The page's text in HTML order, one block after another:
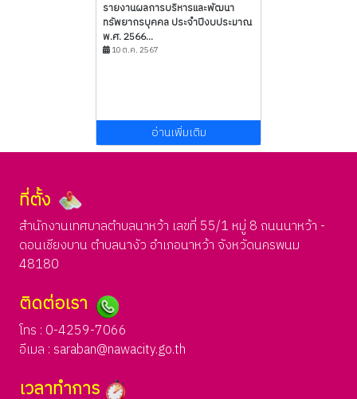
รายงานผลการบริหารและพัฒนา
ทรัพยากรบุคคล ประจำปีงบประมาณ
พ.ศ. 2566...
10 ต.ค. 2567
อ่านเพิ่มเติม
ที่ตั้ง
สำนักงานเทศบาลตำบลนาหว้า เลขที่ 55/1 หมู่ 8 ถนนนาหว้า -
ดอนเชียงบาน ตำบลนางัว อำเภอนาหว้า จังหวัดนครพนม
48180
ติดต่อเรา
โทร : 0-4259-7066
อีเมล : saraban@nawacity.go.th
เวลาทำการ